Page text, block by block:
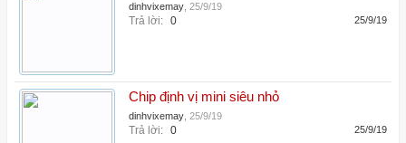
dinhvixemay 25/9/19
Trả lời: 0 25/9/19
Chip định vị mini siêu nhỏ
dinhvixemay 25/9/19
Trả lời: 0 25/9/19